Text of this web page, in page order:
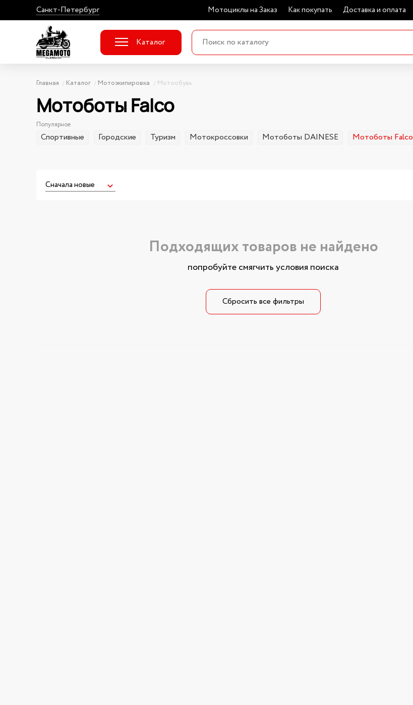
Санкт-Петербург Мотоциклы на Заказ Как покупать Доставка и оплата
Каталог
Главная Каталог Мотоэкипировка Мотообувь
Мотоботы Falco
Популярное
Спортивные Городские Туризм Мотокроссовки Мотоботы DAINESE Мотоботы Falco
Подходящих товаров не найдено
попробуйте смягчить условия поиска
Сбросить все фильтры